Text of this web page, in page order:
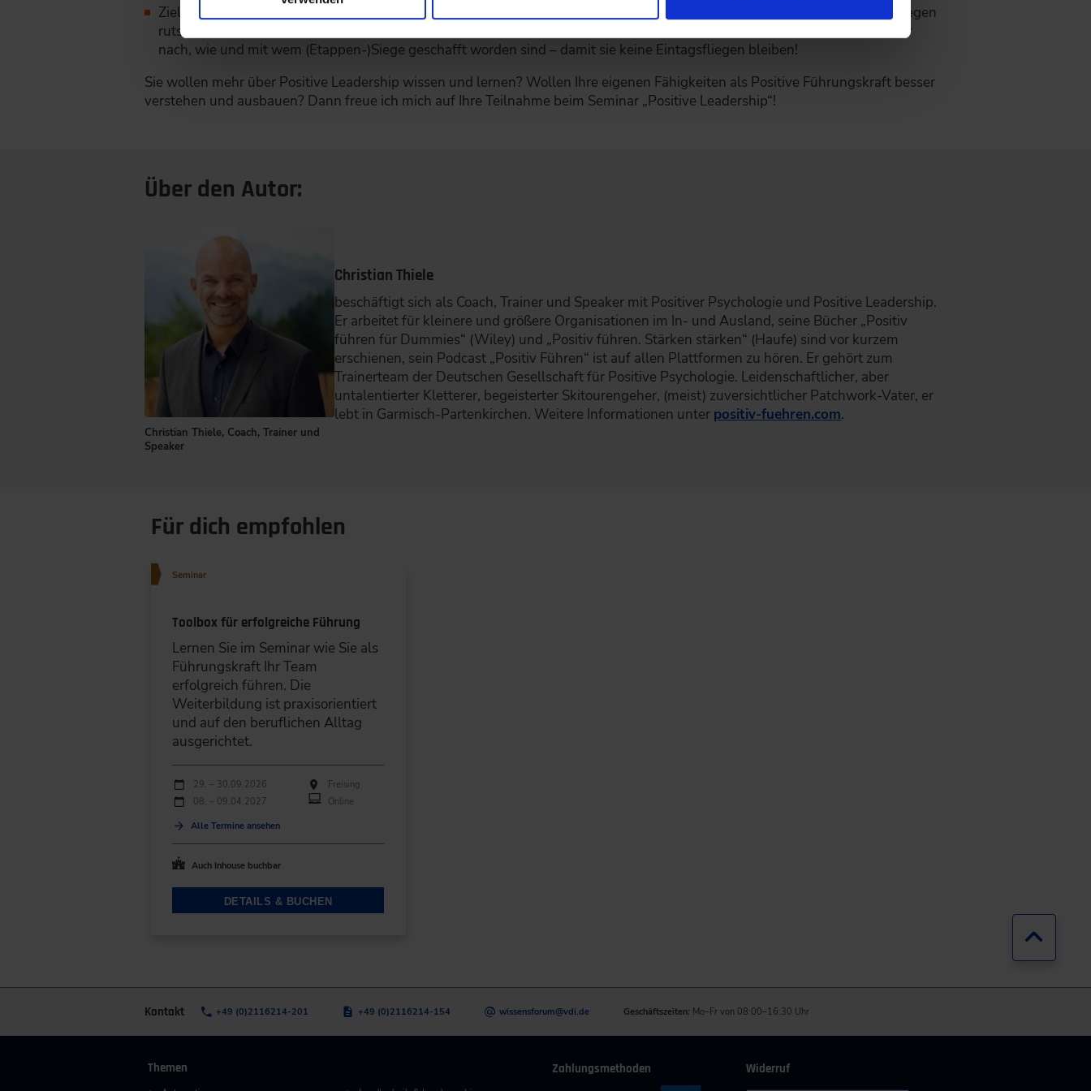
Ziele aufstellen, erreichen, feiern: Besonders ehrgeizige Menschen sehen leicht die Defizite, Mängel, Fehler – Erfolge hingegen
rutschen uns in der Arbeit häufig so durch. Eine positive Führungskraft macht Erreichtes sicht- und erlebbar, fragt genauer
nach, wie und mit wem (Etappen-)Siege geschafft worden sind – damit sie keine Eintagsfliegen bleiben!
Sie wollen mehr über Positive Leadership wissen und lernen? Wollen Ihre eigenen Fähigkeiten als Positive Führungskraft besser
verstehen und ausbauen? Dann freue ich mich auf Ihre Teilnahme beim Seminar „Positive Leadership“!
Über den Autor:
Christian Thiele, Coach, Trainer und
Speaker
Christian Thiele
beschäftigt sich als Coach, Trainer und Speaker mit Positiver Psychologie und Positive Leadership.
Er arbeitet für kleinere und größere Organisationen im In- und Ausland, seine Bücher „Positiv
führen für Dummies“ (Wiley) und „Positiv führen. Stärken stärken“ (Haufe) sind vor kurzem
erschienen, sein Podcast „Positiv Führen“ ist auf allen Plattformen zu hören. Er gehört zum
Trainerteam der Deutschen Gesellschaft für Positive Psychologie. Leidenschaftlicher, aber
untalentierter Kletterer, begeisterter Skitourengeher, (meist) zuversichtlicher Patchwork-Vater, er
lebt in Garmisch-Partenkirchen. Weitere Informationen unter positiv-fuehren.com.
Für dich empfohlen
Seminar
Toolbox für erfolgreiche Führung
Lernen Sie im Seminar wie Sie als
Führungskraft Ihr Team
erfolgreich führen. Die
Weiterbildung ist praxisorientiert
und auf den beruflichen Alltag
ausgerichtet.
Durchführungen
Veranstaltungsdatum Veranstaltungsort
29. – 30.09.2026
Freising
08. – 09.04.2027
Online
Alle Termine ansehen
Auch Inhouse buchbar
DETAILS & BUCHEN
Kontakt +49 (0)2116214-201 +49 (0)2116214-154 wissensforum@vdi.de Geschäftszeiten: Mo–Fr von 08:00–16:30 Uhr
Themen Zahlungsmethoden Widerruf